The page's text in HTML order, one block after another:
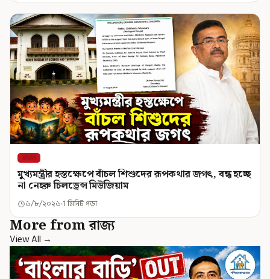
রাজ্য
মুখ্যমন্ত্রীর হস্তক্ষেপে বাঁচল শিশুদের রূপকথার জগৎ, বন্ধ হচ্ছে
না নেহরু চিলড্রেন্স মিউজিয়াম
৬/৮/২০২৬ 1 মিনিট পড়া
More from রাজ্য
View All →